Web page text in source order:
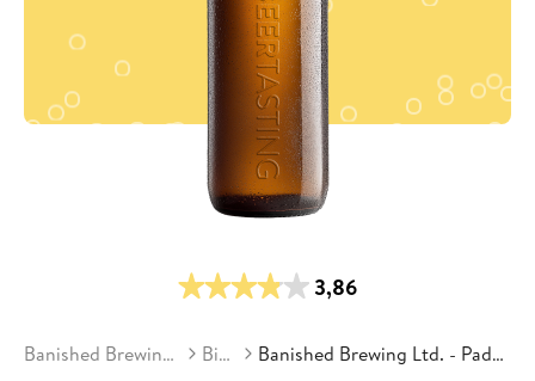
3,86
Banished Brewing Ltd. Biere Banished Brewing Ltd. - Paddles Up